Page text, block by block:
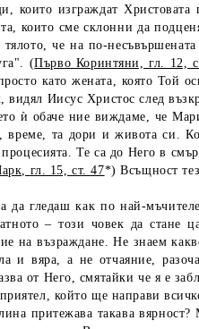
които изграждат
които сме склонни да
тялото, че на по-
(Първо Коринтяни, гл. 12,
като жената, която Той
видял Иисус Христос след
ѝ обаче ние виждаме, че
време, та дори и живота си.
Те са до Него в
гл. 15, ст. 47*) Всъщност
да гледаш как по най-
– този човек да стане
на възраждане. Не знаем
и вяра, а не отчаяние,
от Него, смятайки че я е
който ще направи
притежава такава вярност?